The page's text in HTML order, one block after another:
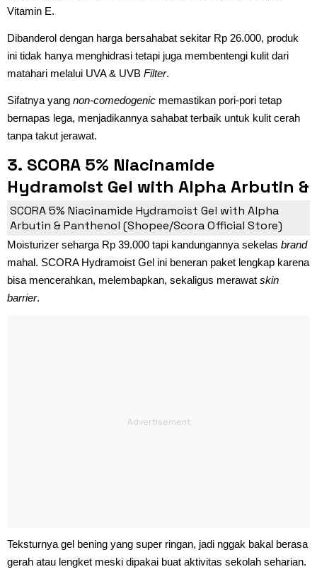
Vitamin E.
Dibanderol dengan harga bersahabat sekitar Rp 26.000, produk
ini tidak hanya menghidrasi tetapi juga membentengi kulit dari
matahari melalui UVA & UVB Filter.
Sifatnya yang non-comedogenic memastikan pori-pori tetap
bernapas lega, menjadikannya sahabat terbaik untuk kulit cerah
tanpa takut jerawat.
3. SCORA 5% Niacinamide
Hydramoist Gel with Alpha Arbutin &
Panthenol
SCORA 5% Niacinamide Hydramoist Gel with Alpha
Arbutin & Panthenol (Shopee/Scora Official Store)
Moisturizer seharga Rp 39.000 tapi kandungannya sekelas brand
mahal. SCORA Hydramoist Gel ini beneran paket lengkap karena
bisa mencerahkan, melembapkan, sekaligus merawat skin
barrier.
Teksturnya gel bening yang super ringan, jadi nggak bakal berasa
gerah atau lengket meski dipakai buat aktivitas sekolah seharian.